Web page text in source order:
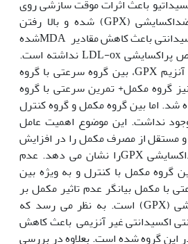
باعث اثرات موقت سازشی روی
افزایش فعالیت آنزیم ضداکسایشی (GPX) شده و بالا رفتن
میزان این آنزیم آنتی اکسیدانتی باعث کاهش مقادیر MDAشده
اما تاثیری بر مقدار شاخص پراکسایشی LDL-ox نداشته است.
تفاوت مشاهده شده در آنزیم GPX، بین گروه سرعتی با گروه
گروه مکمل+ تمرین سرعتی با گروه
شد. اما بین گروه مکمل و گروه کنترل
نداشت. این موضوع اهمیت عامل
و مستقل از مصرف مکمل را در افزایش
موقت فعالیت آنزیم ضداکسایشی GPXرا نشان می دهد. عدم
گروه مکمل با کنترل و به ویژه بین
با مکمل بیانگر عدم تاثیر مکمل بر
فعالیت آنزیم ضداکسایشی (GPX) است. به نظر می رسد که
اکسیدانتی غیر آنزیمی باعث کاهش
این گروه شده است. بعلاوه در بررسی